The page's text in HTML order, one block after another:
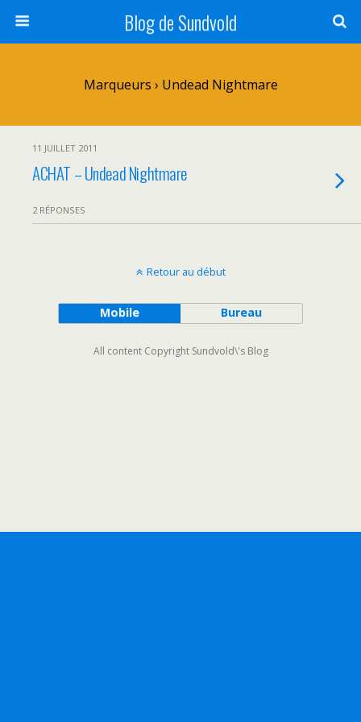
Blog de Sundvold
Marqueurs › Undead Nightmare
11 JUILLET 2011
ACHAT – Undead Nightmare
2 RÉPONSES
Retour au début
Mobile Bureau
All content Copyright Sundvold\'s Blog